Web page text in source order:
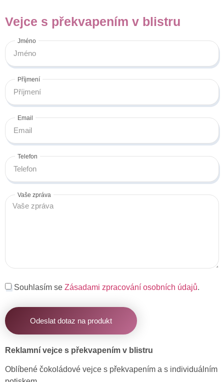
Vejce s překvapením v blistru
Jméno
Příjmení
Email
Telefon
Vaše zpráva
Souhlasím se Zásadami zpracování osobních údajů.
Odeslat dotaz na produkt
Reklamní vejce s překvapením v blistru
Oblíbené čokoládové vejce s překvapením a s individuálním